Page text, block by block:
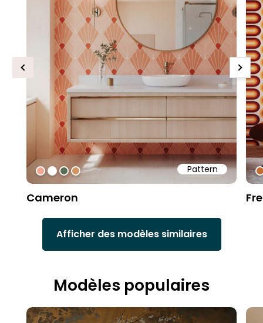
Pattern
#f4a791
#ffffff
#5b6d51
#d4945f
Cameron
Previous Next
Afficher des modèles similaires
Modèles populaires